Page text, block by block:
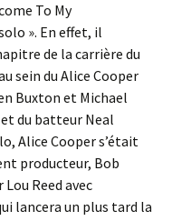
To My
». En effet, il
de la carrière du
sein du Alice Cooper
Buxton et Michael
et du batteur Neal
Alice Cooper s’était
producteur, Bob
Reed avec
lancera un plus tard la